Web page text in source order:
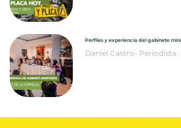
Perfiles y experiencia del gabinete
Daniel Castro- Periodista